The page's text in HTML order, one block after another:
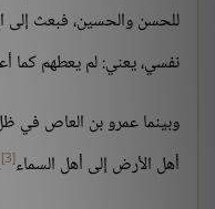
للحسن والحسين، فبعث إلى
نفسي، يعني: لم يعطهم كما
وبينما عمرو بن العاص في
أهل الأرض إلى أهل السماء[3]
.